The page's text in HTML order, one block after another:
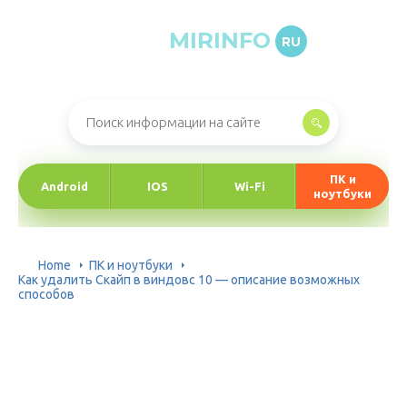
MIRINFO RU
Android IOS Wi-Fi
ПК и
ноутбуки
Home
ПК и ноутбуки
Как удалить Скайп в виндовс 10 — описание возможных
способов